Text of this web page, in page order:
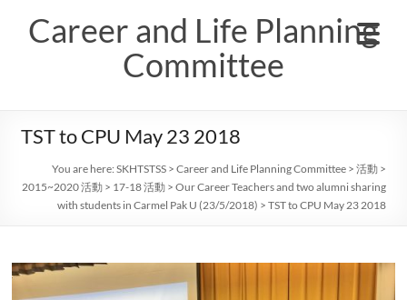
contentCareer and Life Planning
Committee
TST to CPU May 23 2018
You are here:SKHTSTSS >Career and Life Planning Committee >活動 >
2015~2020 活動 > 17-18 活動 >Our Career Teachers and two alumni sharing
with students in Carmel Pak U (23/5/2018) >TST to CPU May 23 2018